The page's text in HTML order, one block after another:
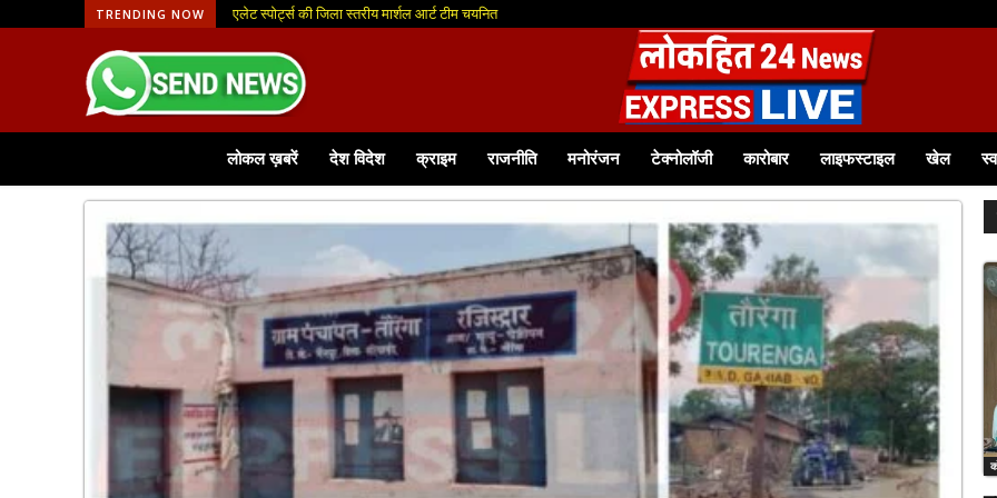
TRENDING NOW एलेट स्पोर्ट्स की जिला स्तरीय मार्शल आर्ट टीम चयनित
नागचून में वृहद वृक्षारोपण कार्यक्रम सम्पन्न
लोकल ख़बरें देश विदेश क्राइम राजनीति मनोरंजन टेक्नोलॉजी कारोबार लाइफस्टाइल खेल